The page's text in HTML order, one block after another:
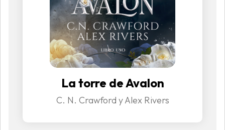
La torre de Avalon
C. N. Crawford y Alex Rivers